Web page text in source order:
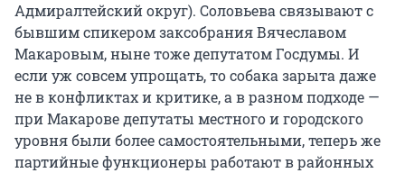
Адмиралтейский округ). Соловьева связывают с
бывшим спикером заксобрания Вячеславом
Макаровым, ныне тоже депутатом Госдумы. И
если уж совсем упрощать, то собака зарыта даже
не в конфликтах и критике, а в разном подходе —
при Макарове депутаты местного и городского
уровня были более самостоятельными, теперь же
партийные функционеры работают в районных